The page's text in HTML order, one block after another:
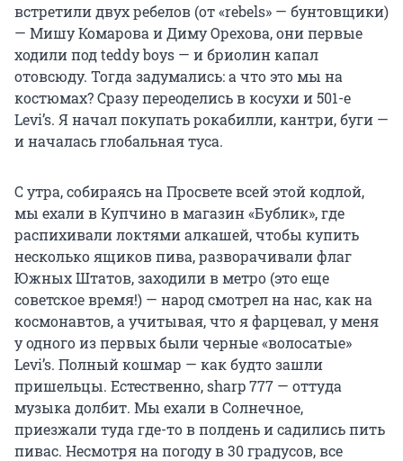
встретили двух ребелов (от «rebels» — бунтовщики)
— Мишу Комарова и Диму Орехова, они первые
ходили под teddy boys — и бриолин капал
отовсюду. Тогда задумались: а что это мы на
костюмах? Сразу переоделись в косухи и 501-е
Levi’s. Я начал покупать рокабилли, кантри, буги —
и началась глобальная туса.
С утра, собираясь на Просвете всей этой кодлой,
мы ехали в Купчино в магазин «Бублик», где
распихивали локтями алкашей, чтобы купить
несколько ящиков пива, разворачивали флаг
Южных Штатов, заходили в метро (это еще
советское время!) — народ смотрел на нас, как на
космонавтов, а учитывая, что я фарцевал, у меня
у одного из первых были черные «волосатые»
Levi’s. Полный кошмар — как будто зашли
пришельцы. Естественно, sharp 777 — оттуда
музыка долбит. Мы ехали в Солнечное,
приезжали туда где-то в полдень и садились пить
пивас. Несмотря на погоду в 30 градусов, все